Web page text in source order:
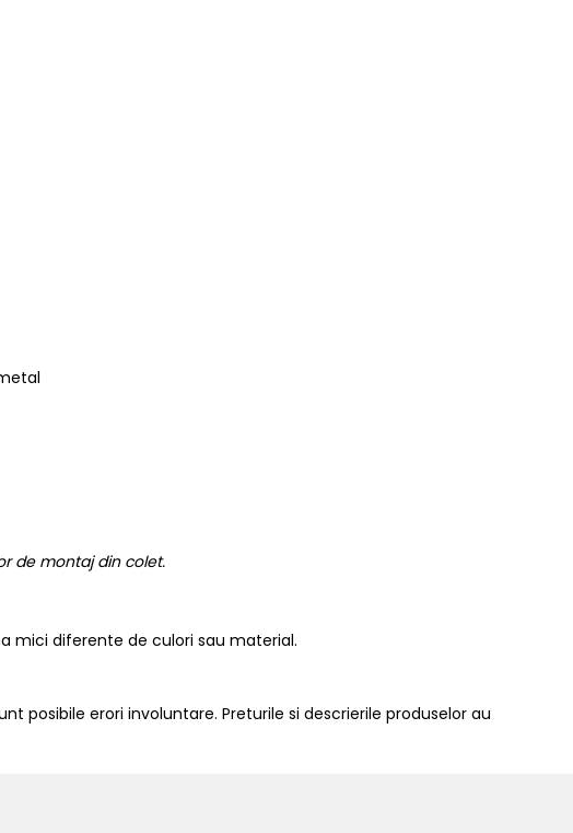
de montaj din colet.
mici diferente de culori sau material.
posibile erori involuntare. Preturile si descrierile produselor au